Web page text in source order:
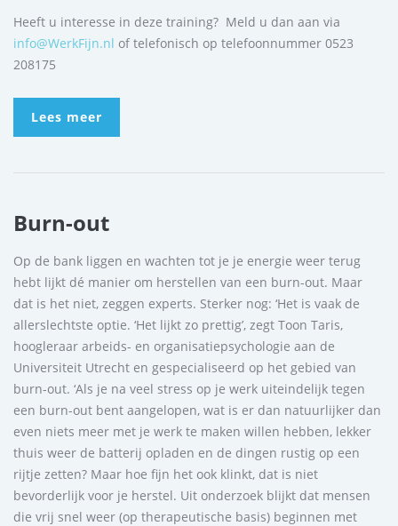
Heeft u interesse in deze training? Meld u dan aan via
info@WerkFijn.nl of telefonisch op telefoonnummer 0523
208175
Lees meer
Burn-out
Op de bank liggen en wachten tot je je energie weer terug
hebt lijkt dé manier om herstellen van een burn-out. Maar
dat is het niet, zeggen experts. Sterker nog: ‘Het is vaak de
allerslechtste optie. ‘Het lijkt zo prettig’, zegt Toon Taris,
hoogleraar arbeids- en organisatiepsychologie aan de
Universiteit Utrecht en gespecialiseerd op het gebied van
burn-out. ‘Als je na veel stress op je werk uiteindelijk tegen
een burn-out bent aangelopen, wat is er dan natuurlijker dan
even niets meer met je werk te maken willen hebben, lekker
thuis weer de batterij opladen en de dingen rustig op een
rijtje zetten? Maar hoe fijn het ook klinkt, dat is niet
bevorderlijk voor je herstel. Uit onderzoek blijkt dat mensen
die vrij snel weer (op therapeutische basis) beginnen met